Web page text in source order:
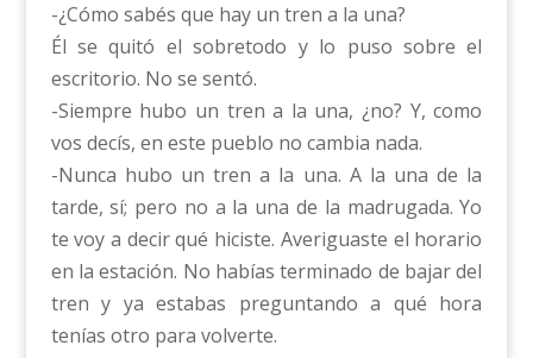
-¿Cómo sabés que hay un tren a la una?
Él se quitó el sobretodo y lo puso sobre el
escritorio. No se sentó.
-Siempre hubo un tren a la una, ¿no? Y, como
vos decís, en este pueblo no cambia nada.
-Nunca hubo un tren a la una. A la una de la
tarde, sí; pero no a la una de la madrugada. Yo
te voy a decir qué hiciste. Averiguaste el horario
en la estación. No habías terminado de bajar del
tren y ya estabas preguntando a qué hora
tenías otro para volverte.